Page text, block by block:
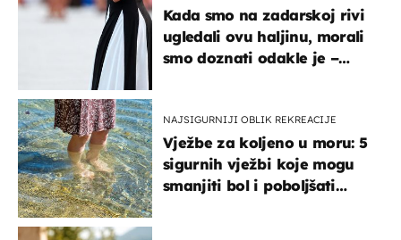
Kada smo na zadarskoj rivi
ugledali ovu haljinu, morali
smo doznati odakle je –
NAJSIGURNIJI OBLIK REKREACIJE
Vježbe za koljeno u moru: 5
sigurnih vježbi koje mogu
smanjiti bol i poboljšati